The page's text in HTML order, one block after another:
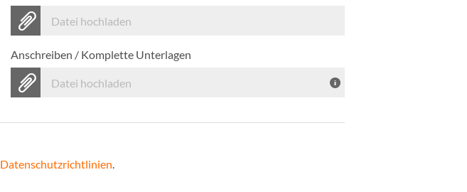
Datei hochladen
Anschreiben / Komplette Unterlagen
Datei hochladen
Datenschutzrichtlinien.